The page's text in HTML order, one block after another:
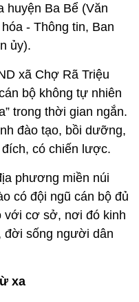
huyện Ba Bể (Văn
- Thông tin, Ban
ủy).
xã Chợ Rã Triệu
bộ không tự nhiên
trong thời gian ngắn.
đào tạo, bồi dưỡng,
có chiến lược.
phương miền núi
có đội ngũ cán bộ đủ
với cơ sở, nơi đó kinh
đời sống người dân
xa